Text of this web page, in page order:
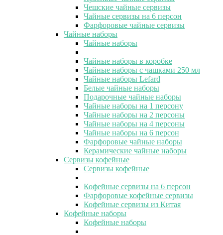
Чешские чайные сервизы
Чайные сервизы на 6 персон
Фарфоровые чайные сервизы
Чайные наборы
Чайные наборы
Чайные наборы в коробке
Чайные наборы с чашками 250 мл
Чайные наборы Lefard
Белые чайные наборы
Подарочные чайные наборы
Чайные наборы на 1 персону
Чайные наборы на 2 персоны
Чайные наборы на 4 персоны
Чайные наборы на 6 персон
Фарфоровые чайные наборы
Керамические чайные наборы
Сервизы кофейные
Сервизы кофейные
Кофейные сервизы на 6 персон
Фарфоровые кофейные сервизы
Кофейные сервизы из Китая
Кофейные наборы
Кофейные наборы